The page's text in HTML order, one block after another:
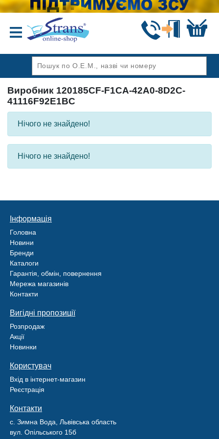
Виробник 120185CF-F1CA-42A0-8D2C-
41116F92E1BC
Нічого не знайдено!
Нічого не знайдено!
Інформація
Головна
Новини
Бренди
Каталоги
Гарантія, обмін, повернення
Мережа магазинів
Контакти
Вигідні пропозиції
Розпродаж
Акції
Новинки
Користувач
Вхід в інтернет-магазин
Реєстрація
Контакти
с. Зимна Вода, Львівська область
вул. Опільського 15б